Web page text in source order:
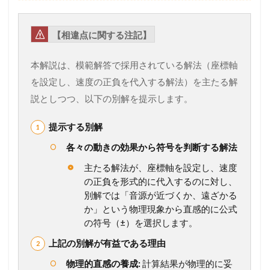
プ
ラ
ー
の
原
理
式
1.2
7
効
の
【相違点に関する注記】
本解説は、模範解答で採用されている解法（座標軸
を設定し、速度の正負を代入する解法）を主たる解
説としつつ、以下の別解を提示します。
提示する別解
各々の動きの効果から符号を判断する解法
主たる解法が、座標軸を設定し、速度
の正負を形式的に代入するのに対し、
別解では「音源が近づくか、遠ざかる
か」という物理現象から直感的に公式
の符号（±）を選択します。
上記の別解が有益である理由
物理的直感の養成: 計算結果が物理的に妥